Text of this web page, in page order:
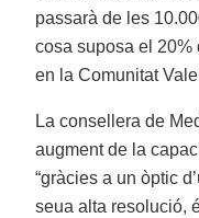
passarà de les
cosa suposa el 20%
en la Comunitat
La consellera de
augment de la
“gràcies a un òptic
seua alta resolució,